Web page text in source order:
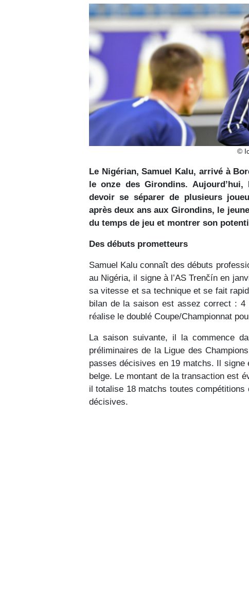
©
Le Nigérian, Samuel Kalu, arrivé à
le onze des Girondins.
devoir se séparer de plusieurs
après deux ans aux Girondins, le
du temps de jeu et montrer son
Des débuts prometteurs
Samuel Kalu connaît des débuts
au Nigéria, il signe à l’AS Trenčín en
sa vitesse et sa technique et se fait
bilan de la saison est assez correct :
réalise le doublé Coupe/Championnat
La saison suivante, il la commence
préliminaires de la Ligue des
passes décisives en 19 matchs. Il
belge. Le montant de la transaction est
il totalise 18 matchs toutes
décisives.